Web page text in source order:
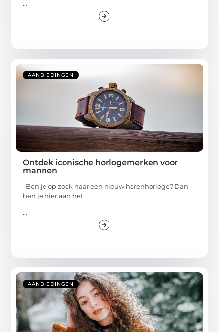
...
AANBIEDINGEN
Ontdek iconische horlogemerken voor
mannen
Ben je op zoek naar een nieuw herenhorloge? Dan
ben je hier aan het
...
AANBIEDINGEN